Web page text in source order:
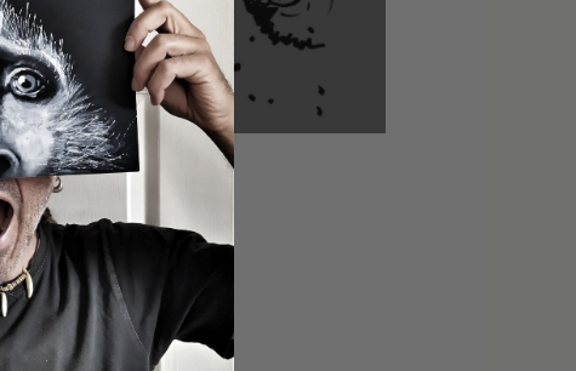
la tua copertina
& Stili